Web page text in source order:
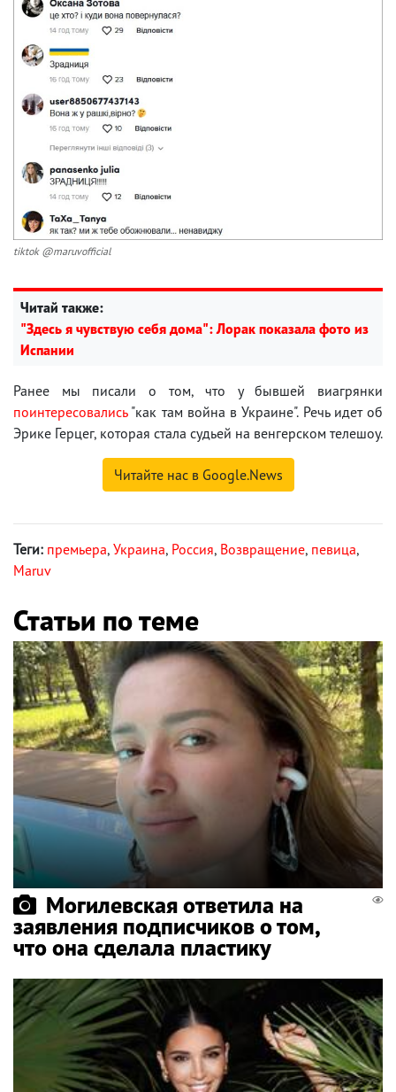
tiktok @maruvofficial
Читай также:
"Здесь я чувствую себя дома": Лорак показала фото из
Испании
Ранее мы писали о том, что у бывшей виагрянки
поинтересовались"как там война в Украине". Речь идет об
Эрике Герцег, которая стала судьей на венгерском телешоу.
Читайте нас в Google.News
Теги: премьера, Украина, Россия, Возвращение, певица,
Maruv
Статьи по теме
Могилевская ответила на
заявления подписчиков о том,
что она сделала пластику